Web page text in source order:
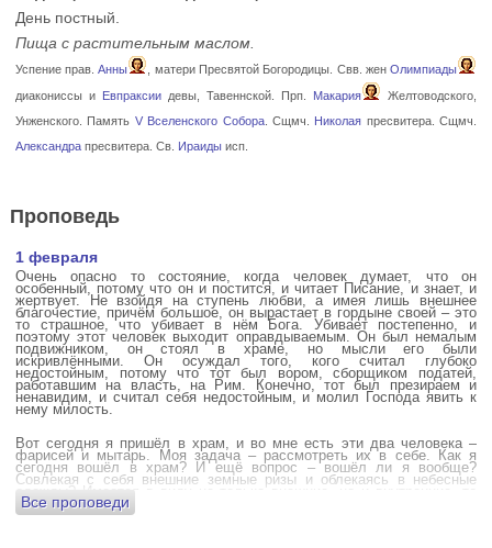
День постный.
Пища с растительным маслом.
Успение прав.Анны , матери Пресвятой Богородицы. Свв. женОлимпиады
диакониссы и Евпраксиидевы, Тавеннской. Прп. Макария
Желтоводского,
Унженского. Память V Вселенского Собора. Сщмч. Николая пресвитера. Сщмч.
Александрапресвитера. Св. Ираидыисп.
Проповедь
1 февраля
Очень опасно то состояние, когда человек думает, что он
особенный, потому что он и постится, и читает Писание, и знает, и
жертвует. Не взойдя на ступень любви, а имея лишь внешнее
благочестие, причём большое, он вырастает в гордыне своей – это
то страшное, что убивает в нём Бога. Убивает постепенно, и
поэтому этот человек выходит оправдываемым. Он был немалым
подвижником, он стоял в храме, но мысли его были
искривлёнными. Он осуждал того, кого считал глубоко
недостойным, потому что тот был вором, сборщиком податей,
работавшим на власть, на Рим. Конечно, тот был презираем и
ненавидим, и считал себя недостойным, и молил Господа явить к
нему милость.
Вот сегодня я пришёл в храм, и во мне есть эти два человека –
фарисей и мытарь. Моя задача – рассмотреть их в себе. Как я
сегодня вошёл в храм? И ещё вопрос – вошёл ли я вообще?
Совлекая с себя внешние земные ризы и облекаясь в небесные
одежды? Имеется в виду не только внешние, но и внутренние, то
есть помыслы.
Все проповеди